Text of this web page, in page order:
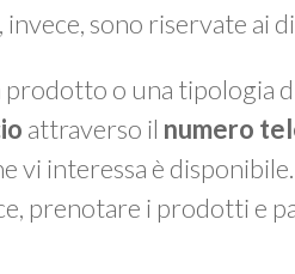
invece, sono riservate ai
prodotto o una tipologia
attraverso il numero
vi interessa è disponibile.
prenotare i prodotti e